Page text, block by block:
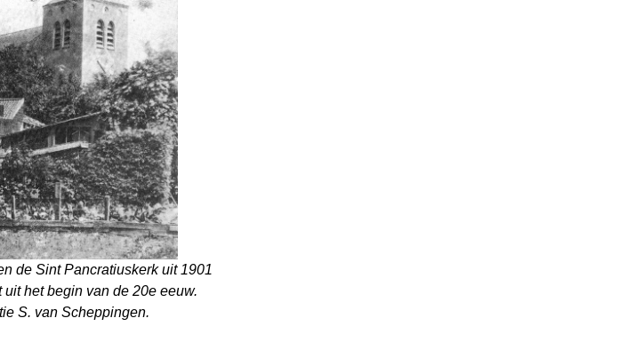
de Sint Pancratiuskerk uit 1901
het begin van de 20e eeuw.
S. van Scheppingen.